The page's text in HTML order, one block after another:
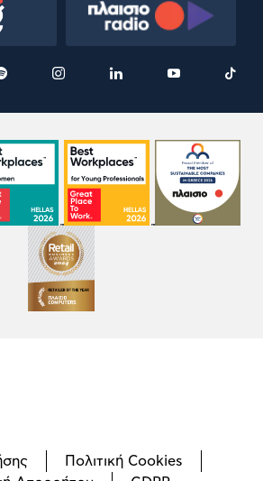
Πολιτική Cookies